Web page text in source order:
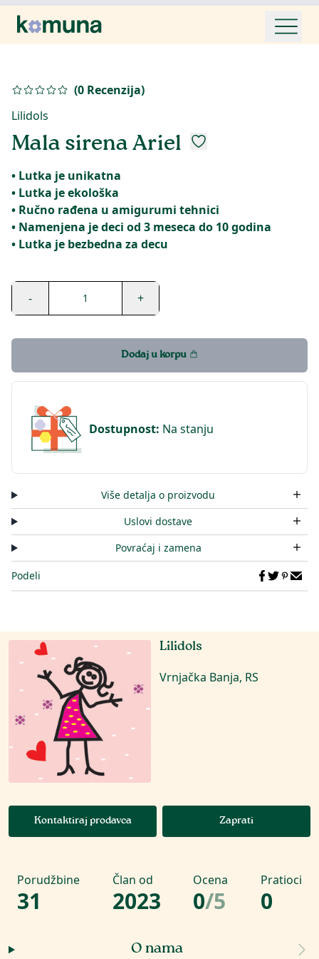
(0 Recenzija)
Lilidols
Mala sirena Ariel
• Lutka je unikatna
• Lutka je ekološka
• Ručno rađena u amigurumi tehnici
• Namenjena je deci od 3 meseca do 10 godina
- 1 +
Dodaj u korpu
Dostupnost: Na stanju
Više detalja o proizvodu
Uslovi dostave
Povraćaj i zamena
Podeli
Lilidols
Vrnjačka Banja, RS
Kontaktiraj prodavca Zaprati
Porudžbine
31
Član od
2023
Ocena
0/5
Pratioci
0
O nama